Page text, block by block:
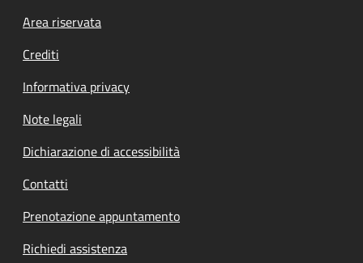
Footer menu
Area riservata
Crediti
Informativa privacy
Note legali
Dichiarazione di accessibilità
Contatti
Prenotazione appuntamento
Richiedi assistenza